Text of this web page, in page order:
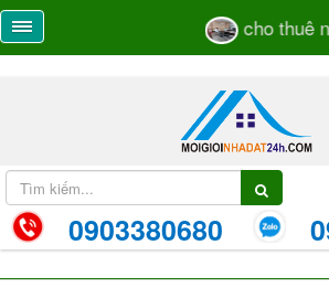
cho thuê
0903380680